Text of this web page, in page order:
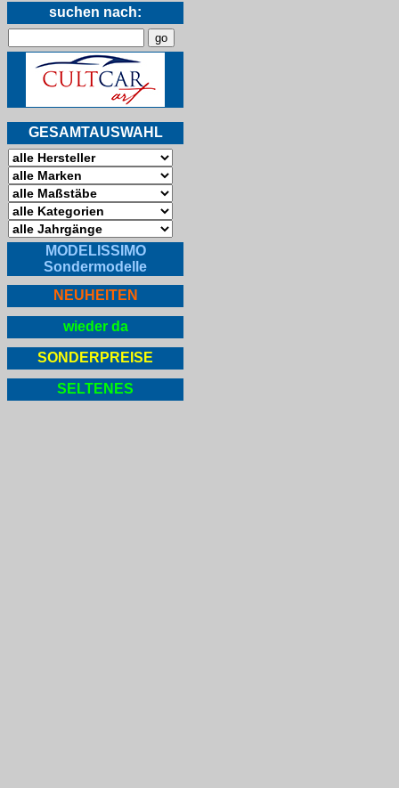
suchen nach:
GESAMTAUSWAHL
MODELISSIMO
Sondermodelle
NEUHEITEN
wieder da
SONDERPREISE
SELTENES